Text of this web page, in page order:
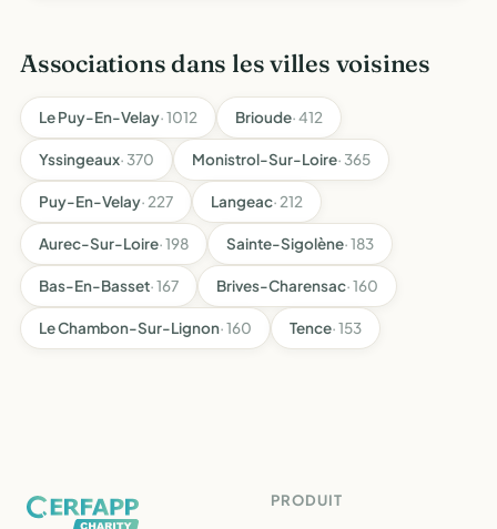
Associations dans les villes voisines
Le Puy-En-Velay· 1012 Brioude· 412
Yssingeaux· 370 Monistrol-Sur-Loire· 365
Puy-En-Velay· 227 Langeac· 212
Aurec-Sur-Loire· 198 Sainte-Sigolène· 183
Bas-En-Basset· 167 Brives-Charensac· 160
Le Chambon-Sur-Lignon· 160 Tence· 153
PRODUIT